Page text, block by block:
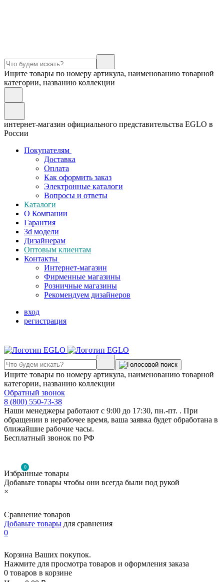
Ищите товары по номеру артикула, наименованию товарной
категории, названию коллекции
интернет-магазин официального представительства EGLO в
России
Покупателям
Доставка
Оплата
Как оформить заказ
Электронные каталоги
Вопросы и ответы
Каталоги
О Компании
Гарантия
3d модели
Дизайнерам
Оптовым клиентам
Контакты
Интернет-магазин
Фирменные магазины
Розничные магазины
Рекомендуем дизайнеров
вход
регистрация
Ищите товары по номеру артикула, наименованию товарной
категории, названию коллекции
Обратный звонок
8 (800) 550-73-38
Наши менеджеры работают с 9:00 до 17:30, пн.-пт. . При
обращении в нерабочее время, ваша заявка будет обработана в
ближайшие рабочие часы.
Бесплатный звонок по РФ
0
Избранные товары
Добавьте товары чтобы они всегда были под рукой
×
Сравнение товаров
Добавьте товары для сравнения
0
Корзина Ваших покупок.
Нажмите для просмотра товаров и оформления заказа
0 товаров в корзине